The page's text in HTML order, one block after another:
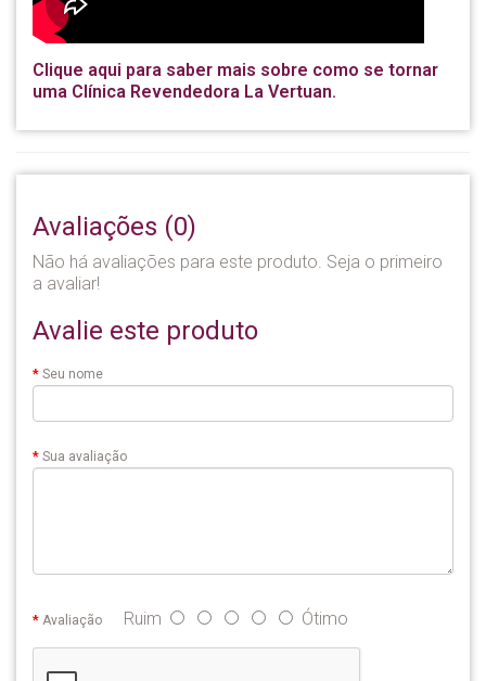
Clique aqui para saber mais sobre como se tornar
uma Clínica Revendedora La Vertuan.
Avaliações (0)
Não há avaliações para este produto. Seja o primeiro
a avaliar!
Avalie este produto
Seu nome
Sua avaliação
Avaliação Ruim Ótimo